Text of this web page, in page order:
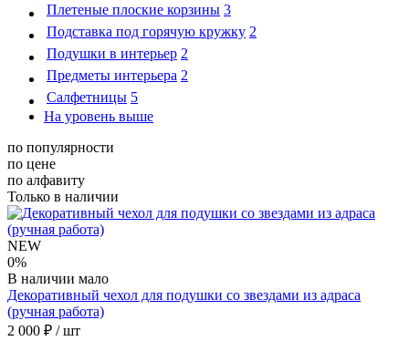
Плетеные плоские корзины 3
Подставка под горячую кружку 2
Подушки в интерьер 2
Предметы интерьера 2
Салфетницы 5
На уровень выше
по популярности
по цене
по алфавиту
Только в наличии
NEW
0%
В наличии мало
Декоративный чехол для подушки со звездами из адраса
(ручная работа)
2 000 ₽ / шт